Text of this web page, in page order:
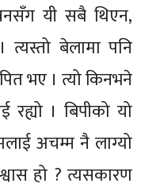
यी सबै थिएन,
बेलामा पनि
भए । त्यो किनभने
रह्यो । बिपीको यो
अचम्म नै लाग्यो
हो ? त्यसकारण